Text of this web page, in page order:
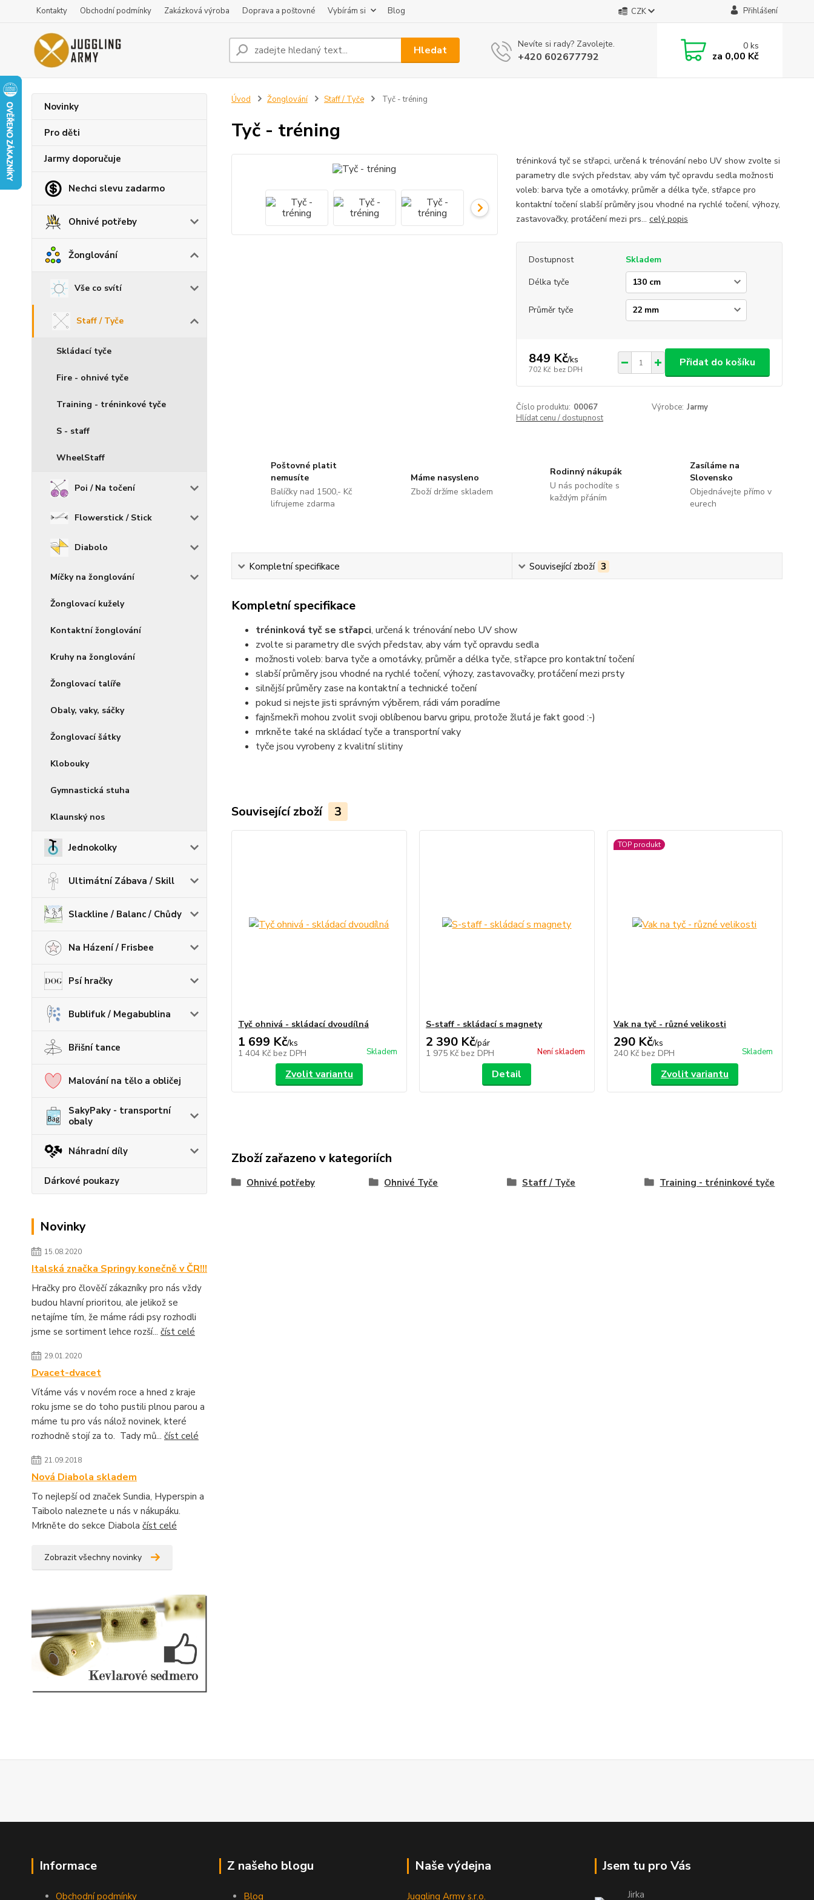
Kontakty Obchodní podmínky Zakázková výroba Doprava a poštovné Vybírám si Blog CZK Přihlášení
Hledat Nevíte si rady? Zavolejte.
+420 602677792
0ks
za 0,00 Kč
Novinky
Pro děti
Jarmy doporučuje
Nechci slevu zadarmo
Ohnivé potřeby
Žonglování
Vše co svítí
Staff / Tyče
Skládací tyče
Fire - ohnivé tyče
Training - tréninkové tyče
S - staff
WheelStaff
Poi / Na točení
Flowerstick / Stick
Diabolo
Míčky na žonglování
Žonglovací kužely
Kontaktní žonglování
Kruhy na žonglování
Žonglovací talíře
Obaly, vaky, sáčky
Žonglovací šátky
Klobouky
Gymnastická stuha
Klaunský nos
Jednokolky
Ultimátní Zábava / Skill
Slackline / Balanc / Chůdy
Na Házení / Frisbee
Psí hračky
Bublifuk / Megabublina
Břišní tance
Malování na tělo a obličej
SakyPaky - transportní
obaly
Náhradní díly
Dárkové poukazy
Novinky
15.08.2020
Italská značka Springy konečně v ČR!!!
Hračky pro člověčí zákazníky pro nás vždy
budou hlavní prioritou, ale jelikož se
netajíme tím, že máme rádi psy rozhodli
jsme se sortiment lehce rozší... číst celé
29.01.2020
Dvacet-dvacet
Vítáme vás v novém roce a hned z kraje
roku jsme se do toho pustili plnou parou a
máme tu pro vás nálož novinek, které
rozhodně stojí za to. Tady mů... číst celé
21.09.2018
Nová Diabola skladem
To nejlepší od značek Sundia, Hyperspin a
Taibolo naleznete u nás v nákupáku.
Mrkněte do sekce Diabola číst celé
Zobrazit všechny novinky
Úvod Žonglování Staff / Tyče Tyč - tréning
Tyč - tréning
tréninková tyč se střapci, určená k trénování nebo UV show zvolte si
parametry dle svých představ, aby vám tyč opravdu sedla možnosti
voleb: barva tyče a omotávky, průměr a délka tyče, střapce pro
kontaktní točení slabší průměry jsou vhodné na rychlé točení, výhozy,
zastavovačky, protáčení mezi prs... celý popis
Dostupnost
Skladem
Délka tyče
Průměr tyče
849 Kč/ks
702 Kč bez DPH
Přidat do košíku
Číslo produktu: 00067 Výrobce: Jarmy
Hlídat cenu / dostupnost
Poštovné platit
nemusíte
Balíčky nad 1500,- Kč
lifrujeme zdarma
Máme nasysleno
Zboží držíme skladem
Rodinný nákupák
U nás pochodíte s
každým přáním
Zasíláme na
Slovensko
Objednávejte přímo v
eurech
Kompletní specifikace Související zboží 3
Kompletní specifikace
tréninková tyč se střapci, určená k trénování nebo UV show
zvolte si parametry dle svých představ, aby vám tyč opravdu sedla
možnosti voleb: barva tyče a omotávky, průměr a délka tyče, střapce pro kontaktní točení
slabší průměry jsou vhodné na rychlé točení, výhozy, zastavovačky, protáčení mezi prsty
silnější průměry zase na kontaktní a technické točení
pokud si nejste jisti správným výběrem, rádi vám poradíme
fajnšmekři mohou zvolit svoji oblíbenou barvu gripu, protože žlutá je fakt good :-)
mrkněte také na skládací tyče a transportní vaky
tyče jsou vyrobeny z kvalitní slitiny
Související zboží 3
Tyč ohnivá - skládací dvoudílná
1 699 Kč/ks
1 404 Kč bez DPH Skladem
Zvolit variantu
S-staff - skládací s magnety
2 390 Kč/pár
1 975 Kč bez DPH Není skladem
Detail
TOP produkt
Vak na tyč - různé velikosti
290 Kč/ks
240 Kč bez DPH Skladem
Zvolit variantu
Zboží zařazeno v kategoriích
Ohnivé potřeby Ohnivé Tyče Staff / Tyče Training - tréninkové tyče
Informace
Obchodní podmínky
Z našeho blogu
Blog
Naše výdejna
Juggling Army s.r.o.
Jsem tu pro Vás
Jirka